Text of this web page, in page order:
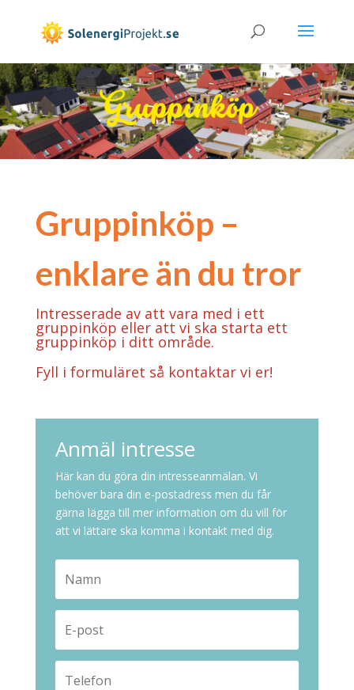
Gruppinköp –
enklare än du tror
Intresserade av att vara med i ett
gruppinköp eller att vi ska starta ett
gruppinköp i ditt område.
Fyll i formuläret så kontaktar vi er!
Anmäl intresse
Här kan du göra din intresseanmälan. Vi
behöver bara din e-postadress men du får
gärna lägga till mer information om du vill för
att vi lättare ska komma i kontakt med dig.